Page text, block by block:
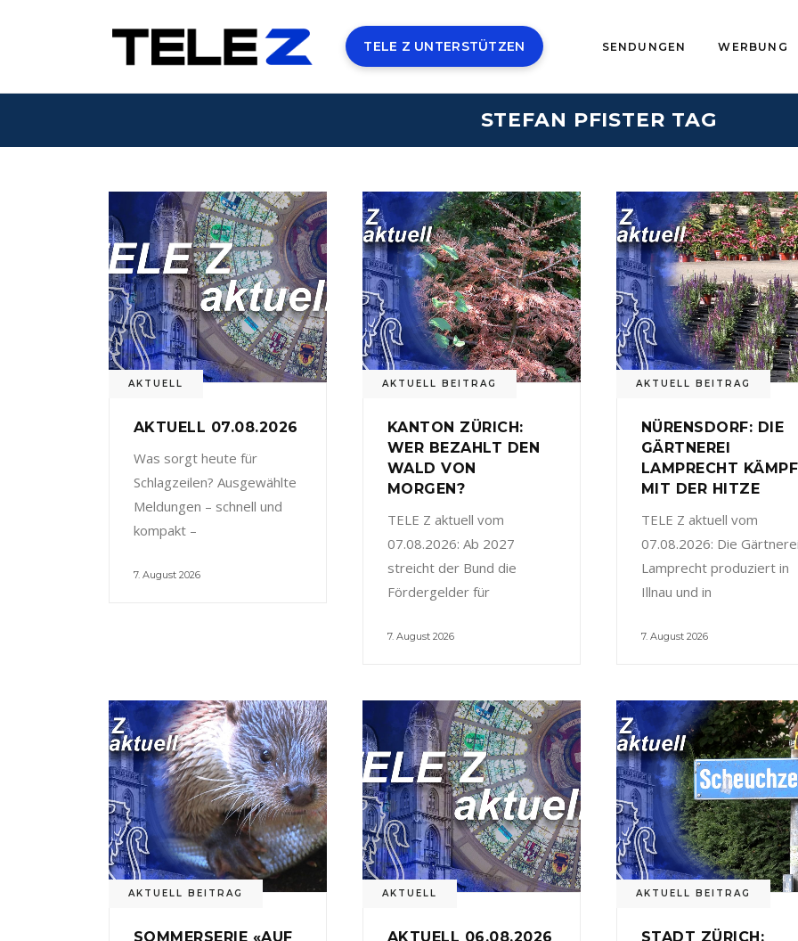
TELE Z UNTERSTÜTZEN SENDUNGEN WERBUNG
STEFAN PFISTER TAG
AKTUELL
AKTUELL 07.08.2026
Was sorgt heute für
Schlagzeilen? Ausgewählte
Meldungen – schnell und
kompakt –
7. August 2026
AKTUELL BEITRAG
KANTON ZÜRICH:
WER BEZAHLT DEN
WALD VON
MORGEN?
TELE Z aktuell vom
07.08.2026: Ab 2027
streicht der Bund die
Fördergelder für
7. August 2026
AKTUELL BEITRAG
NÜRENSDORF: DIE
GÄRTNEREI
LAMPRECHT
MIT DER HITZE
TELE Z aktuell vom
07.08.2026: Die
Lamprecht produziert in
Illnau und in
7. August 2026
AKTUELL BEITRAG
SOMMERSERIE «AUF
AKTUELL
AKTUELL 06.08.2026
AKTUELL BEITRAG
STADT ZÜRICH: